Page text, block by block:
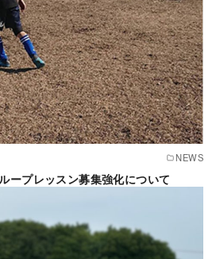
NEWS
ープレッスン募集強化について